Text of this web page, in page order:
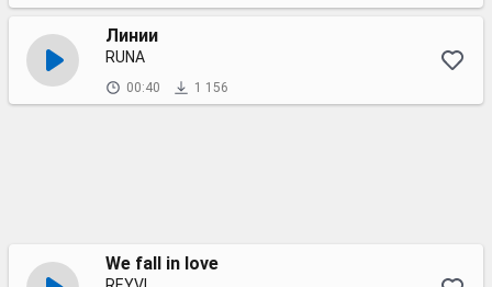
Линии
RUNA
00:40 1 156
We fall in love